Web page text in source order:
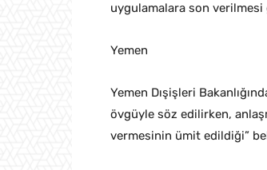
uygulamalara son
Yemen
Yemen Dışişleri
övgüyle söz edilirken,
vermesinin ümit edildiği”